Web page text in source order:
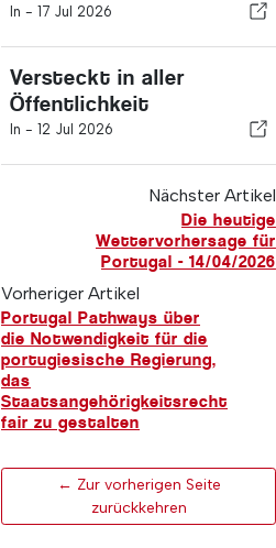
In - 17 Jul 2026
Versteckt in aller
Öffentlichkeit
In - 12 Jul 2026
Nächster Artikel
Die heutige
Wettervorhersage für
Portugal - 14/04/2026
Vorheriger Artikel
Portugal Pathways über
die Notwendigkeit für die
portugiesische Regierung,
das
Staatsangehörigkeitsrecht
fair zu gestalten
← Zur vorherigen Seite
zurückkehren